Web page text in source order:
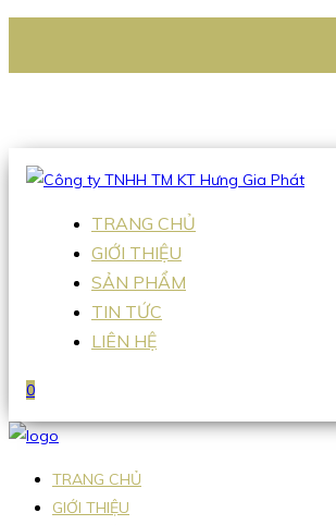
Hotline:0938 336 079
TRANG CHỦ
GIỚI THIỆU
SẢN PHẨM
TIN TỨC
LIÊN HỆ
0
TRANG CHỦ
GIỚI THIỆU